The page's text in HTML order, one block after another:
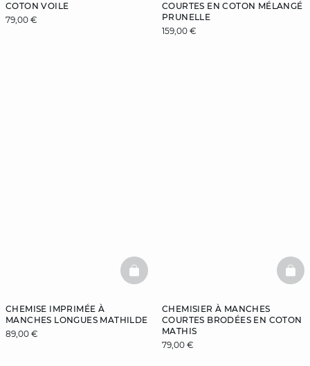
COTON VOILE
79,00 €
COURTES EN COTON MÉLANGÉ
PRUNELLE
159,00 €
CHEMISE IMPRIMÉE À
MANCHES LONGUES MATHILDE
89,00 €
BASKETFULL
CHEMISIER À MANCHES
COURTES BRODÉES EN COTON
MATHIS
79,00 €